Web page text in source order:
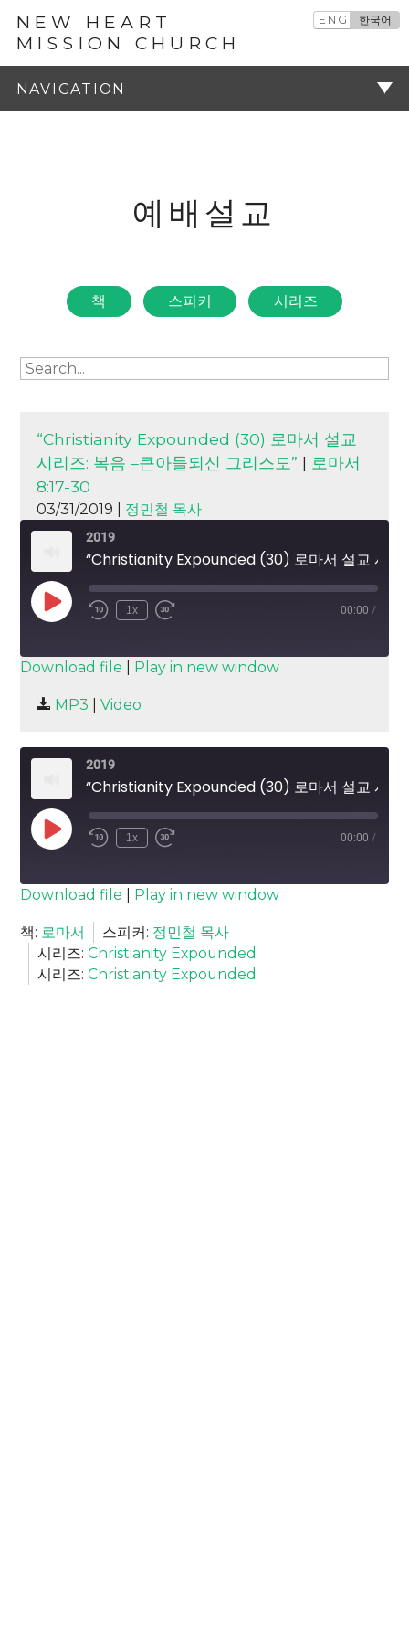
NEW HEART
MISSION CHURCH
ENG 한국어
예배설교
책 스피커 시리즈
“Christianity Expounded (30) 로마서 설교
시리즈: 복음 –큰아들되신 그리스도” | 로마서
8:17-30
03/31/2019 | 정민철 목사
2019
Play
Episode
1x 00:00 /
SUBSCRIBE
RSS FEED
SHARE
Download file Play in new window
MP3 Video
2019
Play
Episode
1x 00:00 /
SUBSCRIBE
RSS FEED
SHARE
LINK
Download file Play in new window
책: 로마서 스피커: 정민철 목사
시리즈: Christianity Expounded
시리즈: Christianity Expounded